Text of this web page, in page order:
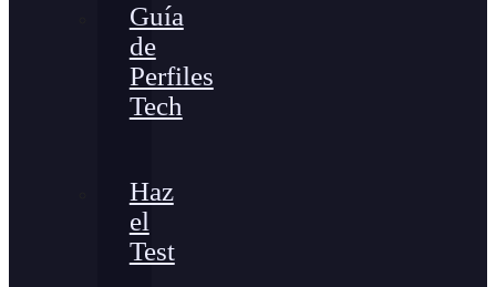
Guía
de
Perfiles
Tech
Haz
el
Test